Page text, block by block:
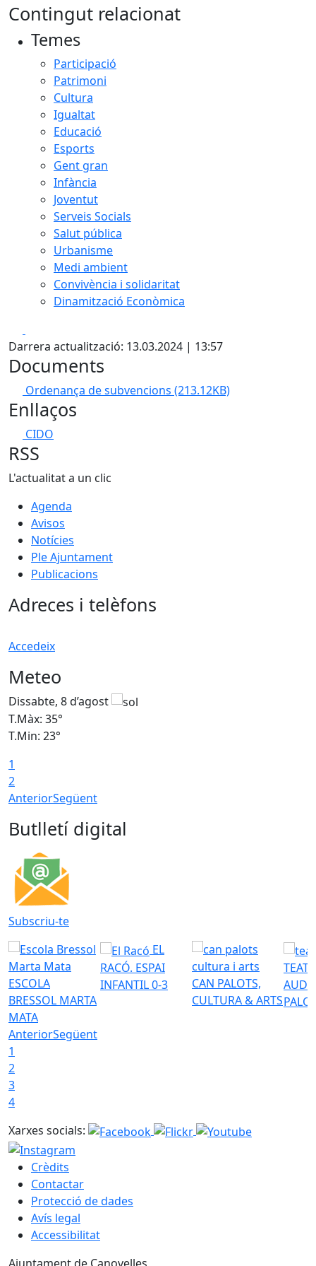
Contingut relacionat
Temes
Participació
Patrimoni
Cultura
Igualtat
Educació
Esports
Gent gran
Infància
Joventut
Serveis Socials
Salut pública
Urbanisme
Medi ambient
Convivència i solidaritat
Dinamització Econòmica
Darrera actualització: 13.03.2024 | 13:57
Documents
Ordenança de subvencions (213.12KB)
Enllaços
CIDO
RSS
L'actualitat a un clic
Agenda
Avisos
Notícies
Ple Ajuntament
Publicacions
Adreces i telèfons
Accedeix
Meteo
Dissabte, 8 d’agost
T.Màx: 35°
T.Min: 23°
1
2
AnteriorSegüent
Butlletí digital
Subscriu-te
ESCOLA
BRESSOL MARTA
MATA
EL
RACÓ. ESPAI
INFANTIL 0-3
CAN PALOTS,
CULTURA & ARTS
AnteriorSegüent
1
2
3
4
Xarxes socials:
Crèdits
Contactar
Protecció de dades
Avís legal
Accessibilitat